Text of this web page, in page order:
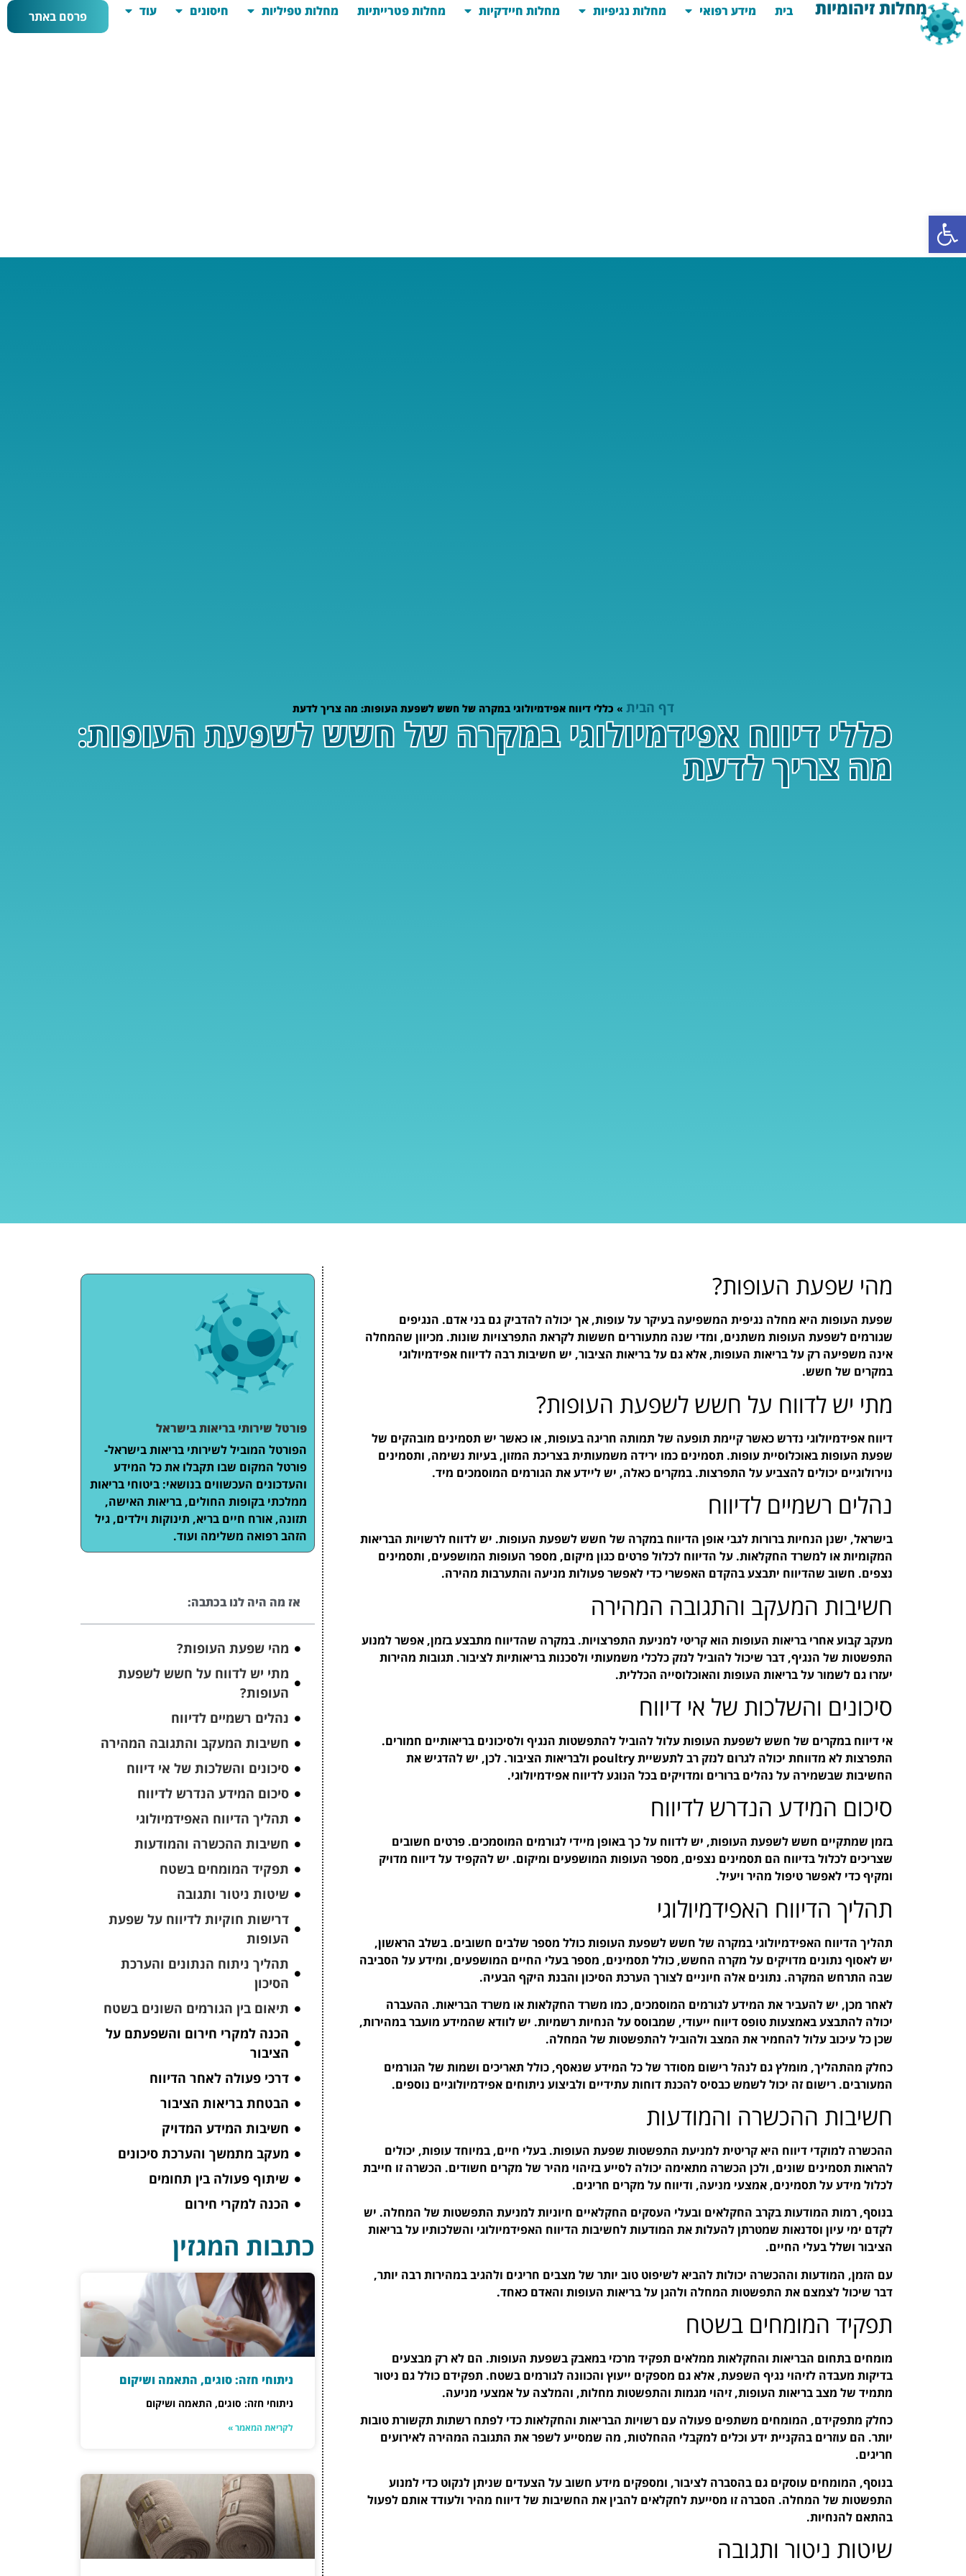
פתח סרגל נגישות
מחלות זיהומיות בית מידע רפואי מחלות נגיפיות מחלות חיידקיות מחלות פטרייתיות מחלות טפיליות חיסונים עוד פרסם באתר
דף הבית » כללי דיווח אפידמיולוגי במקרה של חשש לשפעת העופות: מה צריך לדעת
כללי דיווח אפידמיולוגי במקרה של חשש לשפעת העופות:
מה צריך לדעת
מהי שפעת העופות?
שפעת העופות היא מחלה נגיפית המשפיעה בעיקר על עופות, אך יכולה להדביק גם בני אדם. הנגיפים
שגורמים לשפעת העופות משתנים, ומדי שנה מתעוררים חששות לקראת התפרצויות שונות. מכיוון שהמחלה
אינה משפיעה רק על בריאות העופות, אלא גם על בריאות הציבור, יש חשיבות רבה לדיווח אפידמיולוגי
במקרים של חשש.
מתי יש לדווח על חשש לשפעת העופות?
דיווח אפידמיולוגי נדרש כאשר קיימת תופעה של תמותה חריגה בעופות, או כאשר יש תסמינים מובהקים של
שפעת העופות באוכלוסיית עופות. תסמינים כמו ירידה משמעותית בצריכת המזון, בעיות נשימה, ותסמינים
נוירולוגיים יכולים להצביע על התפרצות. במקרים כאלה, יש ליידע את הגורמים המוסמכים מיד.
נהלים רשמיים לדיווח
בישראל, ישנן הנחיות ברורות לגבי אופן הדיווח במקרה של חשש לשפעת העופות. יש לדווח לרשויות הבריאות
המקומיות או למשרד החקלאות. על הדיווח לכלול פרטים כגון מיקום, מספר העופות המושפעים, ותסמינים
נצפים. חשוב שהדיווח יתבצע בהקדם האפשרי כדי לאפשר פעולות מניעה והתערבות מהירה.
חשיבות המעקב והתגובה המהירה
מעקב קבוע אחרי בריאות העופות הוא קריטי למניעת התפרצויות. במקרה שהדיווח מתבצע בזמן, אפשר למנוע
התפשטות של הנגיף, דבר שיכול להוביל לנזק כלכלי משמעותי ולסכנות בריאותיות לציבור. תגובות מהירות
יעזרו גם לשמור על בריאות העופות והאוכלוסייה הכללית.
סיכונים והשלכות של אי דיווח
אי דיווח במקרים של חשש לשפעת העופות עלול להוביל להתפשטות הנגיף ולסיכונים בריאותיים חמורים.
התפרצות לא מדווחת יכולה לגרום לנזק רב לתעשיית poultry ולבריאות הציבור. לכן, יש להדגיש את
החשיבות שבשמירה על נהלים ברורים ומדויקים בכל הנוגע לדיווח אפידמיולוגי.
סיכום המידע הנדרש לדיווח
בזמן שמתקיים חשש לשפעת העופות, יש לדווח על כך באופן מיידי לגורמים המוסמכים. פרטים חשובים
שצריכים לכלול בדיווח הם תסמינים נצפים, מספר העופות המושפעים ומיקום. יש להקפיד על דיווח מדויק
ומקיף כדי לאפשר טיפול מהיר ויעיל.
תהליך הדיווח האפידמיולוגי
תהליך הדיווח האפידמיולוגי במקרה של חשש לשפעת העופות כולל מספר שלבים חשובים. בשלב הראשון,
יש לאסוף נתונים מדויקים על מקרה החשש, כולל תסמינים, מספר בעלי החיים המושפעים, ומידע על הסביבה
שבה התרחש המקרה. נתונים אלה חיוניים לצורך הערכת הסיכון והבנת היקף הבעיה.
לאחר מכן, יש להעביר את המידע לגורמים המוסמכים, כמו משרד החקלאות או משרד הבריאות. ההעברה
יכולה להתבצע באמצעות טופס דיווח ייעודי, שמבוסס על הנחיות רשמיות. יש לוודא שהמידע מועבר במהירות,
שכן כל עיכוב עלול להחמיר את המצב ולהוביל להתפשטות של המחלה.
כחלק מהתהליך, מומלץ גם לנהל רישום מסודר של כל המידע שנאסף, כולל תאריכים ושמות של הגורמים
המעורבים. רישום זה יכול לשמש כבסיס להכנת דוחות עתידיים ולביצוע ניתוחים אפידמיולוגיים נוספים.
חשיבות ההכשרה והמודעות
ההכשרה למוקדי דיווח היא קריטית למניעת התפשטות שפעת העופות. בעלי חיים, במיוחד עופות, יכולים
להראות תסמינים שונים, ולכן הכשרה מתאימה יכולה לסייע בזיהוי מהיר של מקרים חשודים. הכשרה זו חייבת
לכלול מידע על תסמינים, אמצעי מניעה, ודיווח על מקרים חריגים.
בנוסף, רמות המודעות בקרב החקלאים ובעלי העסקים החקלאיים חיוניות למניעת התפשטות של המחלה. יש
לקדם ימי עיון וסדנאות שמטרתן להעלות את המודעות לחשיבות הדיווח האפידמיולוגי והשלכותיו על בריאות
הציבור ושלל בעלי החיים.
עם הזמן, המודעות וההכשרה יכולות להביא לשיפוט טוב יותר של מצבים חריגים ולהגיב במהירות רבה יותר,
דבר שיכול לצמצם את התפשטות המחלה ולהגן על בריאות העופות והאדם כאחד.
תפקיד המומחים בשטח
מומחים בתחום הבריאות והחקלאות ממלאים תפקיד מרכזי במאבק בשפעת העופות. הם לא רק מבצעים
בדיקות מעבדה לזיהוי נגיף השפעת, אלא גם מספקים ייעוץ והכוונה לגורמים בשטח. תפקידם כולל גם ניטור
מתמיד של מצב בריאות העופות, זיהוי מגמות והתפשטות מחלות, והמלצה על אמצעי מניעה.
כחלק מתפקידם, המומחים משתפים פעולה עם רשויות הבריאות והחקלאות כדי לפתח רשתות תקשורת טובות
יותר. הם עוזרים בהקניית ידע וכלים למקבלי ההחלטות, מה שמסייע לשפר את התגובה המהירה לאירועים
חריגים.
בנוסף, המומחים עוסקים גם בהסברה לציבור, ומספקים מידע חשוב על הצעדים שניתן לנקוט כדי למנוע
התפשטות של המחלה. הסברה זו מסייעת לחקלאים להבין את החשיבות של דיווח מהיר ולעודד אותם לפעול
בהתאם להנחיות.
שיטות ניטור ותגובה
פורטל שירותי בריאות בישראל
הפורטל המוביל לשירותי בריאות בישראל-
פורטל המקום שבו תקבלו את כל המידע
והעדכונים העכשווים בנושאי: ביטוחי בריאות
ממלכתי בקופות החולים, בריאות האישה,
תזונה, אורח חיים בריא, תינוקות וילדים, גיל
הזהב רפואה משלימה ועוד.
אז מה היה לנו בכתבה:
מהי שפעת העופות?
מתי יש לדווח על חשש לשפעת
העופות?
נהלים רשמיים לדיווח
חשיבות המעקב והתגובה המהירה
סיכונים והשלכות של אי דיווח
סיכום המידע הנדרש לדיווח
תהליך הדיווח האפידמיולוגי
חשיבות ההכשרה והמודעות
תפקיד המומחים בשטח
שיטות ניטור ותגובה
דרישות חוקיות לדיווח על שפעת
העופות
תהליך ניתוח הנתונים והערכת
הסיכון
תיאום בין הגורמים השונים בשטח
הכנה למקרי חירום והשפעתם על
הציבור
דרכי פעולה לאחר הדיווח
הבטחת בריאות הציבור
חשיבות המידע המדויק
מעקב מתמשך והערכת סיכונים
שיתוף פעולה בין תחומים
הכנה למקרי חירום
כתבות המגזין
ניתוחי חזה: סוגים, התאמה ושיקום
ניתוחי חזה: סוגים, התאמה ושיקום
לקריאת המאמר »